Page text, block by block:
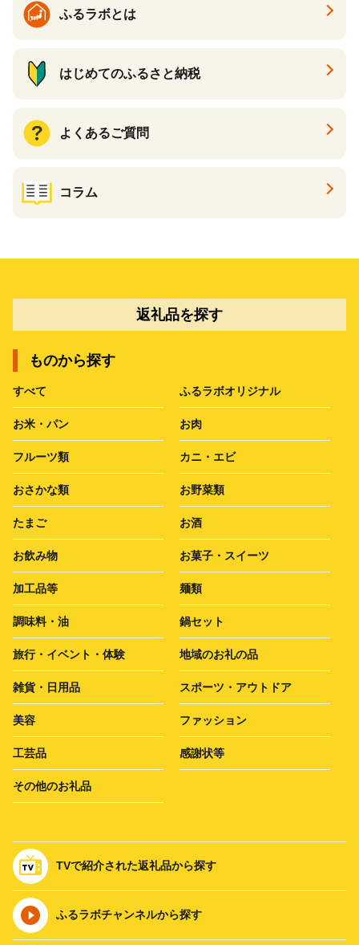
ふるラボとは
はじめてのふるさと納税
よくあるご質問
コラム
返礼品を探す
ものから探す
すべて ふるラボオリジナル
お米・パン お肉
フルーツ類 カニ・エビ
おさかな類 お野菜類
たまご お酒
お飲み物 お菓子・スイーツ
加工品等 麺類
調味料・油 鍋セット
旅行・イベント・体験 地域のお礼の品
雑貨・日用品 スポーツ・アウトドア
美容 ファッション
工芸品 感謝状等
その他のお礼品
TVで紹介された返礼品から探す
ふるラボチャンネルから探す